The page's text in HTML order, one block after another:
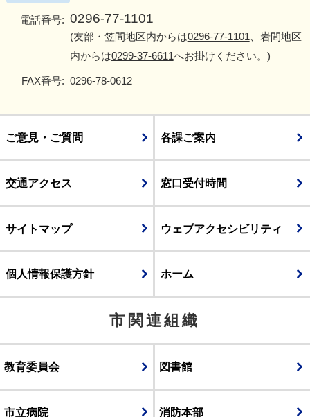
電話番号: 0296-77-1101
(友部・笠間地区内からは0296-77-1101 、岩間地区
内からは0299-37-6611へお掛けください。)
FAX番号: 0296-78-0612
ご意見・ご質問 各課ご案内
交通アクセス 窓口受付時間
サイトマップ ウェブアクセシビリティ
個人情報保護方針 ホーム
市関連組織
教育委員会 図書館
市立病院 消防本部